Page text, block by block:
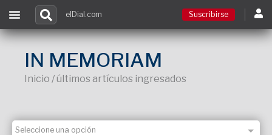
Suscribirse
elDial.com Suscribirse
IN MEMORIAM
Inicio / últimos artículos ingresados